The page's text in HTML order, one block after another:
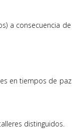
a consecuencia
en tiempos de
distinguidos.